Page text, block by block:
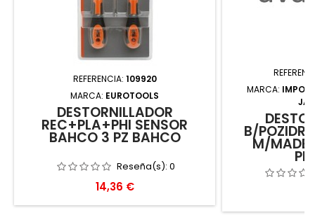
REFERENCIA: 109920
MARCA: EUROTOOLS
DESTORNILLADOR
REC+PLA+PHI SENSOR
BAHCO 3 PZ BAHCO
Reseña(s): 0
Precio
14,36 €
MARCA:
B/
M/